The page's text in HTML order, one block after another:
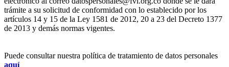
trámite a su solicitud de conformidad con lo establecido por los
artículos 14 y 15 de la Ley 1581 de 2012, 20 a 23 del Decreto 1377
de 2013 y demás normas vigentes.
Puede consultar nuestra política de tratamiento de datos personales
aquí